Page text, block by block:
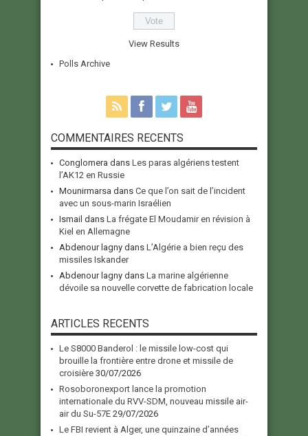
View Results
Polls Archive
COMMENTAIRES RECENTS
Conglomera dans Les paras algériens testent
l’AK12 en Russie
Mounirmarsa dans Ce que l’on sait de l’incident
avec un sous-marin Israélien
Ismail dans La frégate El Moudamir en révision à
Kiel en Allemagne
Abdenour lagny dans L’Algérie a bien reçu des
missiles Iskander
Abdenour lagny dans La marine algérienne
dévoile sa nouvelle corvette de fabrication locale
ARTICLES RECENTS
Le S8000 Banderol : le missile low-cost qui
brouille la frontière entre drone et missile de
croisière 30/07/2026
Rosoboronexport lance la promotion
internationale du RVV-SDM, nouveau missile air-
air du Su-57E 29/07/2026
Le FBI revient à Alger, une quinzaine d’années